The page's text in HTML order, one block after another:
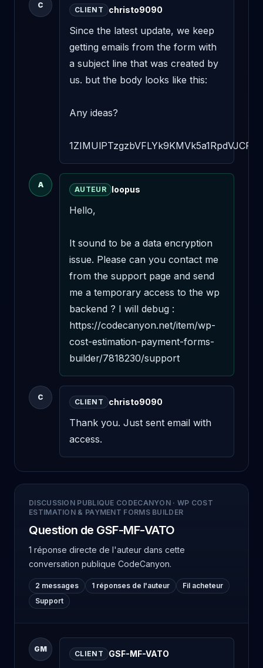
C
CLIENT christo9090
Since the latest update, we keep getting emails from the form with a subject line that was created by us. but the body looks like this:

Any ideas?

1ZIMUlPTzgzbVFLYk9KMVk5a1RpdVJCRWU0QjZDUVRwbVg1RHdqMlc3Y1NBKzFGQmwvU2UvYVlxNTg1S2ZNZDl1b2YxQ1RCSTNqREJEdHNtMHQ0YmI5VDBOYmlBVGhOcWxVUFdwNktBMVd4ZU5HLzBmdFlDTlMvMHdQMm0yQWtFdXhseHpzY1c3ekZwTW9jOTFwL1lQczZ5aFY0Zmt2SGdmb0gxLy93NjlRai9oa3VsOFZ3N2REeExqREVqVW1neTJUaXdMY3pxYnpySWxya2gwNUxqSG9EcEZOc0JzMW0yOGxCb3VheXFqMzU2bGlSTXNJQmU2T1dFSjVaU3FIRXo3MjRkeWNqWjlQRXQ0dktzTDRpQ3RITTY1MW9Mbkp3N05FTUNic3kzUGkxWkhDVXY2R3k4bTQvM0gvQmtEcEhwQnIvaFlnNWVpd05kT0l2VGp6N0pPRkg4S3FUa0Q4Q1B5T1NkU1VSaEdFeks0ZFVQWFY4emZ1ZHpVUmNValVpQnAzcmJEOHpYS1hYZXJKakx5VFF5NmhOTXlZcjlza0FzZUg3eFZmbkpVRHNCdlRJWHdFWTBmOW9YUTVBdEl6UGNUNUdTNklaQlIwNUVmeHRHUlZlTzNuS1dZT1daN1BpTkxOb2M2OG5rL2p0cEJrVGN0T3ZrbjBGa3pBZUwxTUtvM2JZTjBaemRCTnlpU3pmUWJiMXp6NG94SEJENEJ2NTE2SFozdTlxMmpJaVMwRDFSL3htTDlDdjVkVDR6bnZYbGxQUkdzaVBveG8xVkJsQS9DempNc3g4S1c3QTBHRjhvaWsrNTJhVmxkMzI2NWgwK0E5VzJKSjJkalIrMVBicktjMEY3dnAzMk53Z3ArWlZ6NThpanJlcUVqUWtOVUpsbEtEVU5rTlg1VXBtZnIvN3RZaU81Q2lUTlB4NU1EcW12dXdjU3FxMjF2M0xoZG5YVExDdzFkV3pnNUxoZUplNk1qN2tqVjRJclp1OVZjd0ozQ05QOCtlM0IzZDFIREp4MTA1cUdlbjFad01CS2w0Tk1CYi9uQm5EVGtPRG1nNkRhRHZqejZmMllBMFZ3YWVQcVd6NnR0dnpqWjVJelVMQTJtYTRvY2kwZkxqUGZJRVo4TEVWUmoyVml6VjY5YjlNVjBnazVFYUxKZXNOSnVlQy9lSEtZY3pPUDdETmk5Z2dNdXBBMFhaWUlEQ09iTWZ1bE42ZEYvdHI5Mk9IczdpZ05lYkh3VjdpUGRkeTRFN01TNHRZY09qN21PNU9OOVpoaW9UbGlyM0VZM1pMQ2RZbXVEb1Ixb1dZN2ZTZGRCSThoVHdiYlBnMDNYWTBQQzBjdExxUkZhN2hqVjUwUGdUL3RpdENORlBkV3poZmN4Ykxvd2VTUkhJcENlUFdxMGpwV0dEYUZUZkFMa2p1RSt1MG5Lek9zdGhreDF2M3drNFFocXI0WmczNHZ0TFpOTGltazFJNnVrdmdSM1Q0azU1bHVuLzE3ZXhXVEVCQ3lHbDRnRmY1cEpyRG85VE13bXNSOS9VME5xcnZwMS9tV3dZMmgvdHZGNDc0eEkwOTdiOGNhTTBvV2xmRTJsaG0rY1JDYkNRakdqUW14ZzFwSTJRUWpjNGo4NnowZ2UvNkRMTzA0SmNxMUxUeUVUanVEOTZ1UVE4Q1hRMnJIeW1MOFphNVFtYURCMktSbTY3K1g2S0tCRkdKa004VG9TZkNKVkxqZEYwRHoxRmVlZDh4V3NyMFpxV2hwdkNZalJtSnpIQWhJVFJhdWpZbE5RUm9ab0FpSzVOakF6SlZvaXdXUXczL2tFUUJyTVlwTG1ISTJnelo5WXJNL3Y4UFF0YjhoU0dWZEZCcm1XVWI0ZDIzRDJiSWhGMkwwOStnZzB4K0E0K3lKUGNzRm1idkVkcVNDVnZ2YjZHY0FHbWpVcUhBdm9tZGN3TGI5UjNLejZyeHpmT0V1WlR1L3JFSnI3bjNHLzFoTGxkamxNbm10MndTMVNwMk4xRHFldFNTSVVHVGxUWmpsT1I0QzljbEQvQzEwQjhIcFZhSURtTGZTZ1dOUlAvWG14a3Z6ejROWGZCY1U1SFFmUk1lT05JZ3NtUGJiR1lEY2FKWVpYZXltSW55MjgzaGJseFQ5cWdjZThSS21pR0gvWGpFVDFpc1pOL0Q0QWhMRmRSU2h0dndVUkRoSENyVWR0SE42WS9pMy9JZ0V2c0tWTk9xdE5TdnQ1U2R1MzZOTjloYU1jUmlEc2svT01RQjB3OHRLZjNaSW14QmtSSFZOaTcxSWFNQVJFdlNaLzIwK2cvUUNuOFRPWitCYjFmVXJJNTdCNVlhMWN0UlVYSENjNDRhZU0rWDBjZXRSa0JkK1IyK3o1enJEM054amcrSWE0WXV4aUlxQUhPWG9SaVFhUlVNOGp4bGV2QmNJZTB1YUxjMVlDbTJ3dCtYZjNoOVdWWEtkRUFxazk4ZCtTcWdhVis4SWdBZHZOaUJQemVTMUxyTWlHOHpPTlMzK2w4cXpQMHgvYTJHS1RCckhYb2RMMk55MTlZS2ZQNEpWdlNnNFlUOUlWa0g3UnJiQTgwWVNIVHkzci9YSEtQbHJSa0syVmlyU0JXODN3Mkg0Z2F4SVhQeEdCd295L1VpVG9zb05FbzQrcm9qVnozbjBaVU1sa2ZDRExKSEtwa0hHWDhITWZJNkhVV0RsRU90Q0FkZDZkRktWNVJ4VDZLNzVqYkFUMVlyQmxGRlBleFV3a080Yjh4ZVhpaUI2MUQ4ZUF1Mmw2Y1hXRk03RzJTaW50dE5sSVUxQnA2aTBGcW1XVGJBZjJSZzhoSElTUjBQMitFZEZlSmJxS25sN1pnV1JBSTlUeTFXSFZEdXlWRFJ5MkdmaTgxb1grMERTaWZyMVVOZ3A4RFFBOEtlcEFDVEFIQUF6N1VMc0UvVlh5cU9zdS9meitEOXFrK3B4QTNxMFVEZUp5SkVENTFwdThTcUxyODZNYWRqK0JRQzI2S0M4bXJkcVllNmp5L1NMUW5MM2VDeTFrMGxMKytwY2FXcHZQOVFrR3kxWnl3YUIyUXhJNHpYM2RWSnZsU2QwMEwrbS9raURvSzRBUUJwSEJ5RkJqTU5DV3ZrSTlHSmNwSDdBaTk0NEs4R3d6aTdyazRuVHg5UzNrT2NTSUxsWHV0LzEwQnRrY2dSMWNnNWpnc3NhSkFBQWZmM29icFhKeEZpbWNNbUxTMnBJRTZEQ3ZIMjBnYlVCMUwrMHY5OFFLbmwraWlrY2d3M2NIb2FIVGgrcHlYdFNzQ05XM2F4M0lUdDdXdGh6LysveTdQN3Bna0xkaXJ4aWZTYzRZMXNIOFh0ZG96QldycjJrQnlVOWpRM2xEbXloRDB4eWhHbUgrRHNnUjNkNXBnSlBoTEJMaG1CNlIzMURwL2FDRnlMdUgva3d5U2F3OVBwRUpvS0hZME85NmRrMXpsVWVCa0txQW0vVGFmYWpXVUVGYmR0NFlCRFMzeTN1ZnA4QmpHTG13S3QzS0s4bFp1eFBSUzFrZjMzS2JmZ3ZHa2xkSDNMbHhGenlkMFJta0lEYTdZMnRDK01hRXRFaGUvK1BlUERuYnArNVE1aDFmc1puaEFEeGVhWFJNVk94THVqRllxanN0OStEdnhDRGxSOHMxbzVqN0R3VGgwS3pET3RUT0MxNnUySHo0Z01TSU9CZDQzTHRYS3BTZWtZMUd3Mm1FeWd3VmpjOGhIZ0dINE5TS0tsTFpLQWxNYW9Jakx6TjdqV2RlMVRKb0Y5VVFoOEUvSUJYeCt5aW5pSDNlbXNMc1pMT0l0WDQ3ZElGSHZ2d2pPWDlPN3RpcG9yTURjbmF1cyttTkJBM2NOUVBjdXgvRE45NlFjU0xKNHRSYnd6N0JnMGREeENCbGFBcGdKaU1nb2l1bko1Wmhxc1lkRFR4a2FCU2lUNXR4TEFKdDJZRllTaHVnZk1pZjVNdWo2a2tGOVR2ZUZlNytxZGt4eVBNR2hPaDZNY1dMYU5FMUR6UExySVJnSmozYzFMSE5xbDRmelJuRE1mc1ZjSVZrS1ErQnFYRnM3cnhMTms3ZmNaQmNXVC9hWFQ2ck5vVnRvWlBZZWY1OGVLdlZ6dFdhcm02WTJIYXVtVkNydDBZRWpRVHRjNkFRZjJoVmZsV1VlR2dtM0JuOFBkWkRaRzdyK2EwSmsxTzE0ZmY3V293YkhKdGRtcUJmeDRqUEh4WkVzOEZQeCttWFhJaVJucVp4cE8xNEsxY3ZOVUtzWVJWQU8wVUtsUi8reUxlWTU5d3p4Tk81VytOdmhVdmppUHYxb2g1Sm5lSnh4U2VVTFZuTkpxOEJSSEUvQ3VObHB1aHM5aUQyaDVjTVdCL1NsOHoyYm8yM2NZVVBZOExmNDhSQnhKYW1Yd2x2U2MyVHlMR2tRYjFDZkJuVjdNM25VMGhPQ2xJVDRuajhGci9RQnZhQm1IYzQ2YUN3ZGs0bGRlWjJOWS9NMVd1M0xTbE13bjNaU0lOYmt1cXFWMzhCQmJ5aElPMjRMazFRMWpIMDExZzl0WVhrS0Z0Mmpab1dVOHZ4QkR4UkZxa2ozTlFYNFNCSS9IQTRBaUF0WkNuUHpNUmNtRmFiQ2pDQnlZak9oVjJDbGJDQ1g1YWpMZXlMZi9JZHc0UFNyMzN0eWtwTnI4VDVQci9lS21JUEZ6UnNicUhkNW1SYmhXNk1aOUFVRDRrV25aNjlNNlQ2R2NwTnhia3NubEVONUlTZVppTktIclVWQ3g3eFJuZjRjSDZrM0o4aW1iWHpvNVBxMFpGMkdWemF0eFBqTDdwdkhlUFhPV0o4Mjk4VTEyUGtsejhyTVRPaDN2dC9EMnl0dXpxc0x6TGZvUTQ1L1NqR3VuOUgzSmw4WGdtL3ZYV3RnOS84UG90SDFBK0hKdDF1cm5CeVFEWlpweUtQNVFuNkEyOCtKcTJZTVBVeWZ2NldSelVWNHdNMEExYVlaZ05UQWRXVVQ5MFZjdW95TnBMSkJnUGJTZit0RnhzcVd1UHZZTWhHV2o0aWFMUURGckZuSzg0NHkzdVg0MUlIMUtLbFFkQ3Q1dHRrV04zTG95bkwxMEVwUE12Tjc5S0RmK2JkT29Xd0lLZTZscGgvQlhFRUlnQ3FJMlA2Visxb1hFZXE0c1RIRUtzajVGSFl4NndGRTdrbTNzZU9ubFN5SHFIdFNJc0sxZGRiVE1oZ3A2blNmSzhDZFdsTVVWS1VpUjBubkFoc0Fya3lYd1AzVlBlLzMyRkpkeXFjdkNWQnJVTzBDTERpYjk3TXgzVzNLYXNGZUVHeVBvUUkvRDRzMVNpbGd0bTlUVm41NHlyZG8vakk2ZndUU0lmNEZmV3VrS090RktDQXVJQklQbEtSWjNaMFV2U290VnA3dzZlem1VVnpjekw2KzFZK3pqN2EzdWdFNEszODBzcWF0LzZHVml4djRRUlFpRlE5QkhoU0VMUzE5bGpSc3JJNkF6TXlGTFRWNkRWN0ltMjd4TFBIV2N0c3VCZUZ5OTZGUkJkNWdoWDdPaXp5U1dpL1Y0blluSWR3UTdGeTdPSHVQWWVzd3VBLzJKcGVnV3pNYnZTMWUrTmo0cDMvTUIzR0hmcVlYUkVobVArWEdnMk1VaUtCbWJlUVdMQ2tDVmtkdHRXR05zRTYvcGEyL2ZnS3l6dGcwVkx4OHpHMzk1Ti9NK0Y4UStSK3BqbXVPbng3M1o5L0xxcHJCdFVtakdCKzlmeERPd3k4LzFmb24rZWt6bm54VFVteEFkSms1ZXNrMjVmV3drSTRSMThJYlorQ0toNlZOTDdRa2s4NHV5TFVLMWFZcWMzQTQ2VWFyVFhOSW9LZ0h6YldiclVZN0xLM2pPZk1yS0hXTGNwTXdYRm5WNW1RK05SZkltV3hUVG4zOHZ6cy8wVUhZdWxwRXlZaW5mNzNsNnZKOE84ZTl1eml5YXlwc1g5aEc5VUpDYk9WbEk1NTk1bWl2QU5MM1pMdDU2RmJYZytLeDlnYzRLYjJJZjlNeWJxK3dZNnZMb0J3Z2FJZjhkM3RYeUJQSEViT0kraXlhLzYySlFoNThSQytPeUFsdlZvVk03emM0MytNSm05Y0ZBMWoycUJWWXBRaWJsbDQ4NzZ5dWRDZ0JSOGxrUENUK1BXaWhwcGtKOXg5NDdScUVSUkVOTGx1WlBDSjZuT2FWLzY5NGNIdnovdUw0cEVyNjRkaGh4SnBEZVp6YVlzT0I0amdEM1hZV0lkdHRBYW4zT3lOT0FtZWYwczJ0cDg4a3JEWTZRSUFJdStEY1h0MmNLWndlL2dHMVhJL3IzM0hQY1hvd1QyUW9EZzFRS2t4NHp5U2pBR2dOUkxVbC9iZEdub2JUaHRWaG9nSzRmdWVXbHpvTWRPQ3kwbVBpWXJYYW42U2Q5QXRGc3o2TU1QRHFDL0Nta3VaK2I0QmdzRjVzUW9tTnZrV09yQkgzTTlkVDQwSzlNZ3BBT1FXclA3QTBqY09WZ0VZekdFUFpXdWJQK1FzWVh4VXVvTW1ZaFcxVmxJTE95REEvSDVPTjN5cVN3L2pFdGl6TmZ2UzlZRUltRU5mNVpJYXNlMHdHKzZYSGFGUm0xT1RaSWtldHZCTGtkUFRFcUl0SmNnejBrT3hraW5uWW9rSTZZQmxkNHVPcWI2OWNTdzkzK0xEc0dobjMybVM2YWc3U2I5NVVmc010UVFZaEU0bURWOU1SRmpFeHNqYWgzcHVqQlhFU2lGTVJHS3FQUFE0Z0hmS2pWSmhoLzFkM1oyQ24vR2RyYVlNOUVURW0wYXU0U0xUUk9UK1pRZTREYUdLbC90UE9RazBldGg5VWlhaXdaUkZYVXljais3OGJSTkhEWUp5S29kOENPdkpMRFExWExNdFNaZDY4czBGMHppNkNJSjB3NXBiRDBzb01EQUJjS0ZQbHRaaTFrVzRLNU5Dck4xYjVCMHAvdXc5ak90YTR1SjZYdWJYN1Y3ZVd6Q2NuSUhra2k2dXJOckJaaFRxbXBNYXJUb3ZtMVc2c05TR1AvbWRWTi9kWWUvYUNWb1lpRVFBS1pUZHZHbUc3ZVhoV1FZYjB3amhqUzhUcmNaaW1yZlBqQVp3RUhrV1piMWNWTTBxK2l3cTlFRXhYYWhxQ1U4SWF3anVBU3ZjS0FQd3I1Yy9UOGJyQ2JPZkJLbGtIbWFCakRqdUQ1d3VvVHgrczdnbkJqS2NzajdlSm5BMHptc1BJVC83RnNiSUx0MTliVllVQTZDTjFIT1UxMlpOWmFteFc1TGNWY3Vjd2ppM2FwZEZ3TE92ZFRWWkgvR2lwckFNTlVXVWE5V0U3dllwNFZPYXZ1NEtqckdjRzFCTExpU3pqT0pGdmY2dUdMY1FOYmlGQ1BwanF1Y0U1c3lYbnp5UVB1NlFpV2gxc25VZXljMlZIWmE3SkxBM3E2M3JhZWhBQWcyT1NHVEVBRE0vVWt4eW9VdlZqU2R6amJKc0UyeUc1c2dJVXBqRkpuK0o3UnZjdEN2eHZrK21WN2NzdlV1T2h0Nm4xRUc4ZHFvNUcwYm9yelpRQnlUcW5mWkQ4MmY2STkvbmJDeFhGcTB4bVNOZ2N1bXZtWitrc2F1MWpzWnc1UTdNOW5oaE5nOW93b0xrN21jbDMxRzJFUUprTmNsUHMvK1ZpSGo1ZTF4b2F6S2ZMemFzQUpkekVVbEk0V09KditubEYzVy9sSjVDUTZnWjg4VEZxaEprQ2lHMzJDSHRUOU11UnFRYmM3bTJ3cy92MzQrMWtJOWVvc1pOQ1hWc1VDNTg5bFp2ZHFZejlZbGErNnpvbmdVeE1pUlJNaFdtY3R1SFUwS3lOb0NWYmk1ejNVQjkvRENQaG5KNVQwUEppWFZsRS9rSnZXdlFjK2RsZnN3eGNTbktHQmdNK0V5dGNZZDlyVjBtSG5hL2Vxa0xqRmwxM3h4aFlHaEdOTmZIeWJTTllWUWRTR0tTY0luOGpGVTBrVTg0UHExSDhNMEFLTzREZGhhUDZMTUk4SXJ5R3NTOWZaZ1JCYkFleGVDeGZwdjZ1SG8rcEFpNjZIRjZaZ0RDQVNLaDVKVFpNK21MZy9SeDFXS0syOVJwQ0xhZGVVT3VsOEhuaUdodWxQUUI3ZnV1Y1prUkNMTVFvNm1Wa1MxaERncXk5Z0hpYUFULzI1cnFLUUZHV1BldHovcmUxNjkwZUhJdERuVEVvMHdVYnJGN3NWRW5BeS82Wm1xSGlpc3Nwd0VuWnc3aGdVVmVOQ0Q2RGVJL0doVmcyMHpKYkt6UnYwdzVHSFlTbDIwdjFhZTBGYjFNc0xkQVdaY1dlWW0rUGFVa2N5bDJiTmtKcjJadmswTTFyVmhYRGVkcjE4WC9MUmhWejRTMno0Tk9QRGRkc0l3Qkk2Zmoxd3dTTFNDeTVoY3gzQWxlZnMrYjVjbXdKYzdvQXlLd3dWUzRwaWhoNXR4SzUzenN1QzlUTldMYmZRdjJlTE52RktITURvT21WZnBCd3JiSU9QanI2bWMzbU1wTkQ1RDFXd0J1R1piNkF6VnNxbU93UDZwampyRHNSeHpHUXphMWttaXpBZDNwRlk5Z3F0RytMUzlZYnBTYVE1cWdKWUxNSG1yTVJZWTVKc3JTcDZrcHZkSUt4NFBvWmh6OHMwRXViOTVZNTNTSlJYRTNXKzhvem0zVHg5UzVmTmpPQ0JTUXZEWkE4bDJIM08xbkFsNlUyRitJQlU1ZndCeHYyc3dUemtIRmJiMDhvV292WDh2YUpXU2k0ZlJETkwvUEhSNWxuMnBlZnRXMVpWL0ttOVJxNE4rbWhuMU1NT0tlKzdqVnlMQStTY1VMNGM2YmJsZDVPUTRqSkdEbWk2VTFHVDUzZWZ4a3ZRN3d4QWFidlk2Nm1kMWFScnFJR0dYWVIxdkhwTG1GTW9KK2xvTmNUalNPVjQ4MEtKWUcrZ2IzaHJjelhBVUFXNkRoeWtILzZNMGJXMGFCSnhqQS9QMWJ3TVRTUWM2NjNVMEFRYnBXYVNBMmRwWUJDdGEwamFpcnY1VTJNNTlvbWJmb0tONVdETEN3RmdJNHVmM0RJS3dxTW5LYndOYy80czBlY2xNU2RoSEFrZ1J1NmNkUG96bWtMWStKYzQxNGh2OFdtNUFna3BwYTFHSjR2YWpNMjVveWFacFp3N3E1SVN2ckRBTURVTEdKN0lXS2FheTI0L2NQVWhIdVZYUERFdFNzMjBzamxFbXJJYllVSjFXeXA1S2RQaTBWRTA0Zkp0MUxkQjdTREV1OW1yR0VrVGV0N0lRWEVvQlBnS2dQL3VIa25RYU51d3NzNzlESFF0c0JoYW9VcHM5N202YW5FcUcrcTRsVVI2ZUVMQ0hoME90MkV1TENKYVN4bVVNdUV3ZHkzSGRVeFZyY3RKMWFYVVErWEorZVZvTjVFMmFZQngzQm1EZzdvZlA2bnlsTG8rWVIzb3hCTytpRFJNMTVCckFFcUdZZkgxVXJDcUJNVGk2LzIyRnJDS3lPYk83S081Z1dEMHJsY3lnbm1JN3BVK1AwVWlCUGxGeUIweERMZWRENzFycVJkK2Zod0RMOVJSdTBXNm9KTlRUaEd1b2kyZmljcnVvOHErMDNwRVdYSC8wanV5bXU2U014V3l0WGhQaGRoaDlYTllYaHVBN29DcHp5ZDJGU3owZUVLUjFLVXkyeUJ2eWY2TlRRUGZPZStndmtEYnI5NGdaSHdpMTVjWmd0d0pwd1hMcGxSNXdENDdkL1YzRklhOVFnMGgvdlloRzE1VDZ3UXpOMXBnZWZUK1pZNnMvL3BiNnlqZXNTZG1GY3Q2WWllYkNpQWIycmtEV3FSK3Q2WWM3
A
AUTEUR loopus
Hello,
It sound to be a data encryption
issue. Please can you contact me
from the support page and send
me a temporary access to the wp
backend ? I will debug :
https://codecanyon.net/item/wp-
cost-estimation-payment-forms-
builder/7818230/support
C
CLIENT christo9090
Thank you. Just sent email with
access.
DISCUSSION PUBLIQUE CODECANYON · WP COST
ESTIMATION & PAYMENT FORMS BUILDER
Question de GSF-MF-VATO
1 réponse directe de l'auteur dans cette
conversation publique CodeCanyon.
2 messages 1 réponses de l'auteur
Fil acheteur
Support
GM
CLIENT GSF-MF-VATO